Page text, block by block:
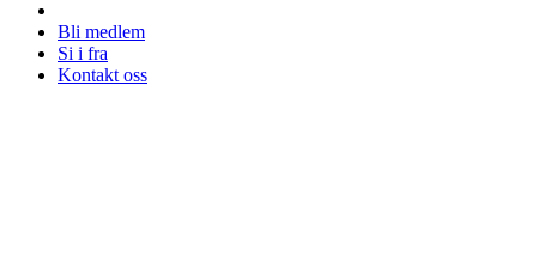
Bli medlem
Si i fra
Kontakt oss